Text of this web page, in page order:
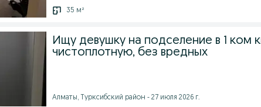
35 м²
Ищу девушку на подселение в 1 ком
чистоплотную, без вредных
Алматы, Турксибский район - 27 июля 2026 г.